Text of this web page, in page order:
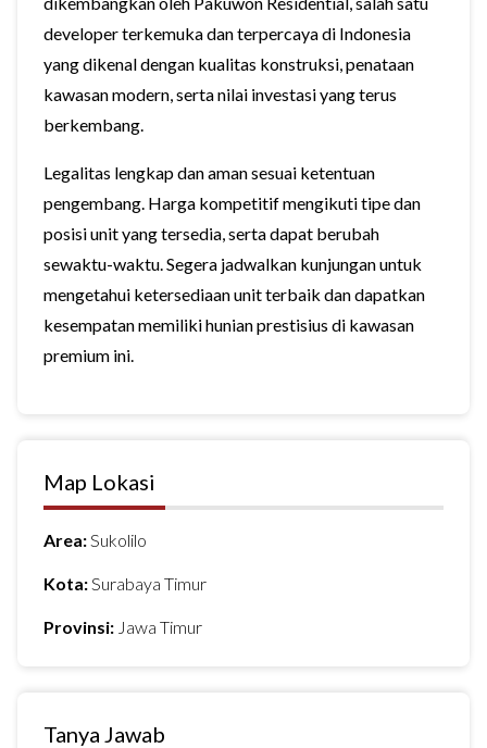
developer terkemuka dan terpercaya di Indonesia
yang dikenal dengan kualitas konstruksi, penataan
kawasan modern, serta nilai investasi yang terus
berkembang.
Legalitas lengkap dan aman sesuai ketentuan
pengembang. Harga kompetitif mengikuti tipe dan
posisi unit yang tersedia, serta dapat berubah
sewaktu-waktu. Segera jadwalkan kunjungan untuk
mengetahui ketersediaan unit terbaik dan dapatkan
kesempatan memiliki hunian prestisius di kawasan
premium ini.
Map Lokasi
Area:Sukolilo
Kota:Surabaya Timur
Provinsi: Jawa Timur
Tanya Jawab